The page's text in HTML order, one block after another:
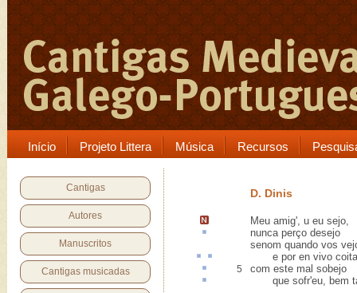
Início Projeto Littera Música Recursos
Cantigas
Autores
Manuscritos
Cantigas musicadas
D. Dinis
Meu amig', u eu sejo,
nunca perço desejo
senom quando vos
e por en vivo
5 com este mal sobejo
que sofr'eu, bem